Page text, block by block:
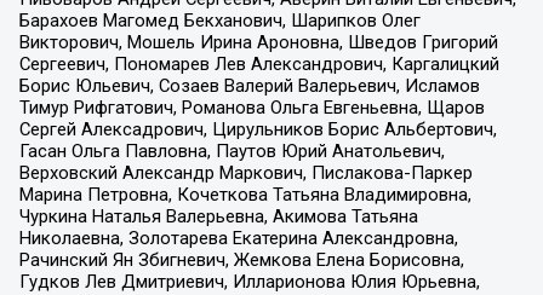
Барахоев Магомед Бекханович, Шарипков Олег
Викторович, Мошель Ирина Ароновна, Шведов Григорий
Сергеевич, Пономарев Лев Александрович, Каргалицкий
Борис Юльевич, Созаев Валерий Валерьевич, Исламов
Тимур Рифгатович, Романова Ольга Евгеньевна, Щаров
Сергей Алексадрович, Цирульников Борис Альбертович,
Гасан Ольга Павловна, Паутов Юрий Анатольевич,
Верховский Александр Маркович, Пислакова-Паркер
Марина Петровна, Кочеткова Татьяна Владимировна,
Чуркина Наталья Валерьевна, Акимова Татьяна
Николаевна, Золотарева Екатерина Александровна,
Рачинский Ян Збигневич, Жемкова Елена Борисовна,
Гудков Лев Дмитриевич, Илларионова Юлия Юрьевна,